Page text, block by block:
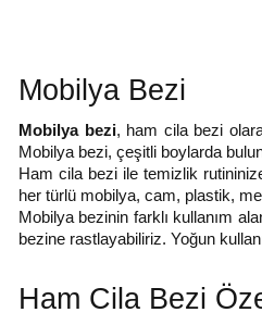
Mobilya Bezi
Mobilya bezi, ham cila bezi
Mobilya bezi, çeşitli boylarda
Ham cila bezi ile temizlik
her türlü mobilya, cam, plastik,
Mobilya bezinin farklı kullanım
bezine rastlayabiliriz. Yoğun
Ham Cila Bezi